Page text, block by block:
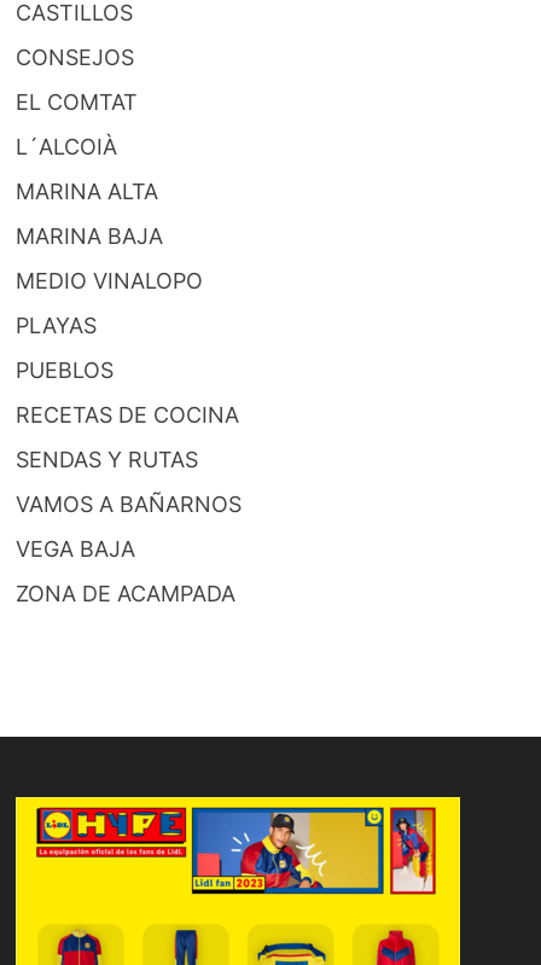
CASTILLOS
CONSEJOS
EL COMTAT
L´ALCOIÀ
MARINA ALTA
MARINA BAJA
MEDIO VINALOPO
PLAYAS
PUEBLOS
RECETAS DE COCINA
SENDAS Y RUTAS
VAMOS A BAÑARNOS
VEGA BAJA
ZONA DE ACAMPADA